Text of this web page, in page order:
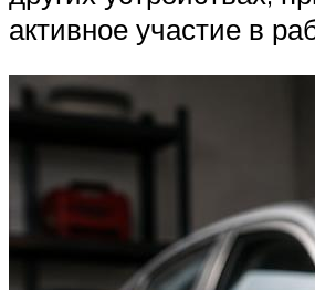
Меню
активное участие в